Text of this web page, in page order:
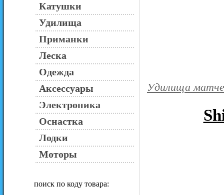
Катушки
Удилища
Приманки
Леска
Одежда
Аксессуары
Электроника
Оснастка
Лодки
Моторы
поиск по коду товара:
Удилища